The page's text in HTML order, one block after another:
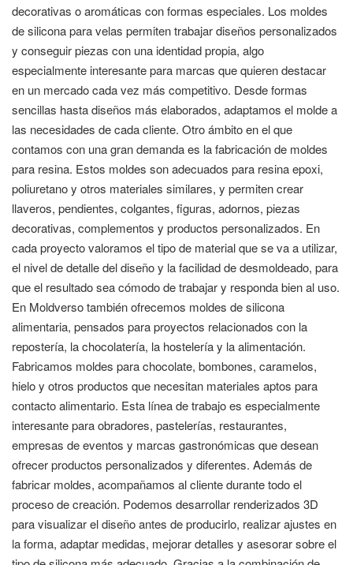
decorativas o aromáticas con formas especiales. Los moldes
de silicona para velas permiten trabajar diseños personalizados
y conseguir piezas con una identidad propia, algo
especialmente interesante para marcas que quieren destacar
en un mercado cada vez más competitivo. Desde formas
sencillas hasta diseños más elaborados, adaptamos el molde a
las necesidades de cada cliente. Otro ámbito en el que
contamos con una gran demanda es la fabricación de moldes
para resina. Estos moldes son adecuados para resina epoxi,
poliuretano y otros materiales similares, y permiten crear
llaveros, pendientes, colgantes, figuras, adornos, piezas
decorativas, complementos y productos personalizados. En
cada proyecto valoramos el tipo de material que se va a utilizar,
el nivel de detalle del diseño y la facilidad de desmoldeado, para
que el resultado sea cómodo de trabajar y responda bien al uso.
En Moldverso también ofrecemos moldes de silicona
alimentaria, pensados para proyectos relacionados con la
repostería, la chocolatería, la hostelería y la alimentación.
Fabricamos moldes para chocolate, bombones, caramelos,
hielo y otros productos que necesitan materiales aptos para
contacto alimentario. Esta línea de trabajo es especialmente
interesante para obradores, pastelerías, restaurantes,
empresas de eventos y marcas gastronómicas que desean
ofrecer productos personalizados y diferentes. Además de
fabricar moldes, acompañamos al cliente durante todo el
proceso de creación. Podemos desarrollar renderizados 3D
para visualizar el diseño antes de producirlo, realizar ajustes en
la forma, adaptar medidas, mejorar detalles y asesorar sobre el